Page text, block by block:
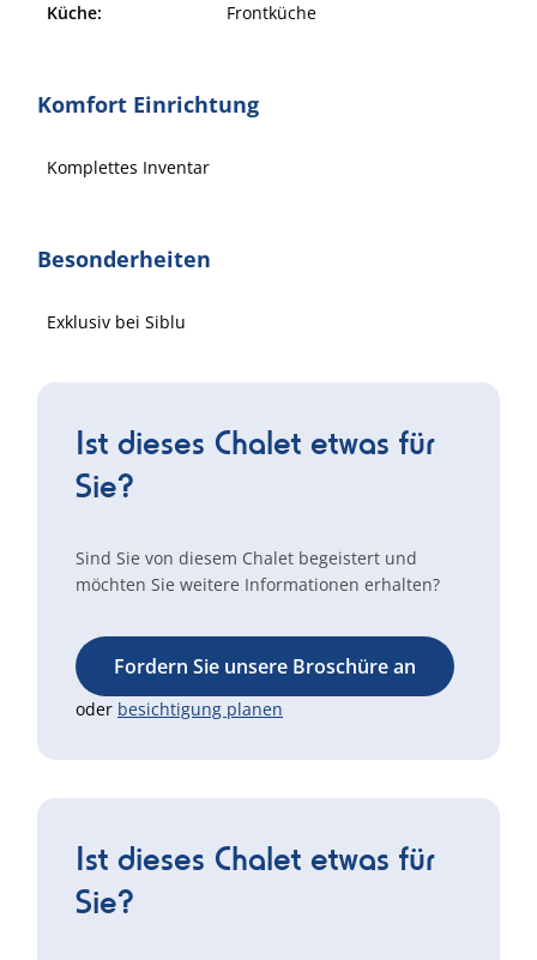
Küche: Frontküche
Komfort Einrichtung
Komplettes Inventar
Besonderheiten
Exklusiv bei Siblu
Ist dieses Chalet etwas für
Sie?
Sind Sie von diesem Chalet begeistert und
möchten Sie weitere Informationen erhalten?
Fordern Sie unsere Broschüre an
oder besichtigung planen
Ist dieses Chalet etwas für
Sie?